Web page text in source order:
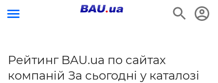
Рейтинг BAU.ua по сайтах
компаній За сьогодні у каталозі